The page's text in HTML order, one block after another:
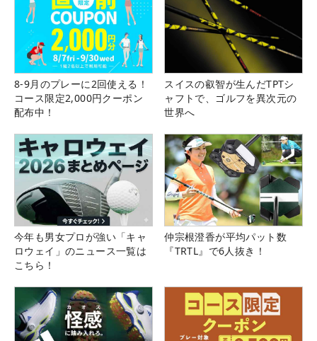
8-9月のプレーに2回使える！
コース限定2,000円クーポン
配布中！
スイスの叡智が生んだTPTシ
ャフトで、ゴルフを異次元の
世界へ
今年も男女プロが強い「キャ
ロウェイ」のニュース一覧は
こちら！
仲宗根澄香が平均パット数
『TRTL』で6人抜き！